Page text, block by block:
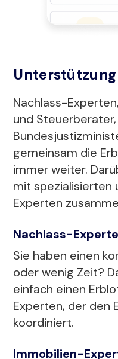
Nachlass-
und
gemeinsam die
immer weiter.
mit spezialisierten
Experten
Nachlass-
Sie haben einen
oder wenig Zeit?
einfach einen
Experten, der den
koordiniert.
Immobilien-